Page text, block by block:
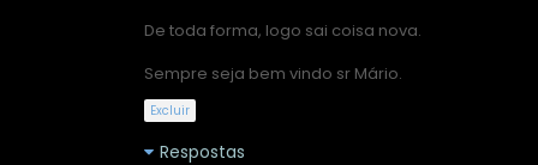
De toda forma, logo sai coisa nova.
Sempre seja bem vindo sr Mário.
Excluir
Respostas